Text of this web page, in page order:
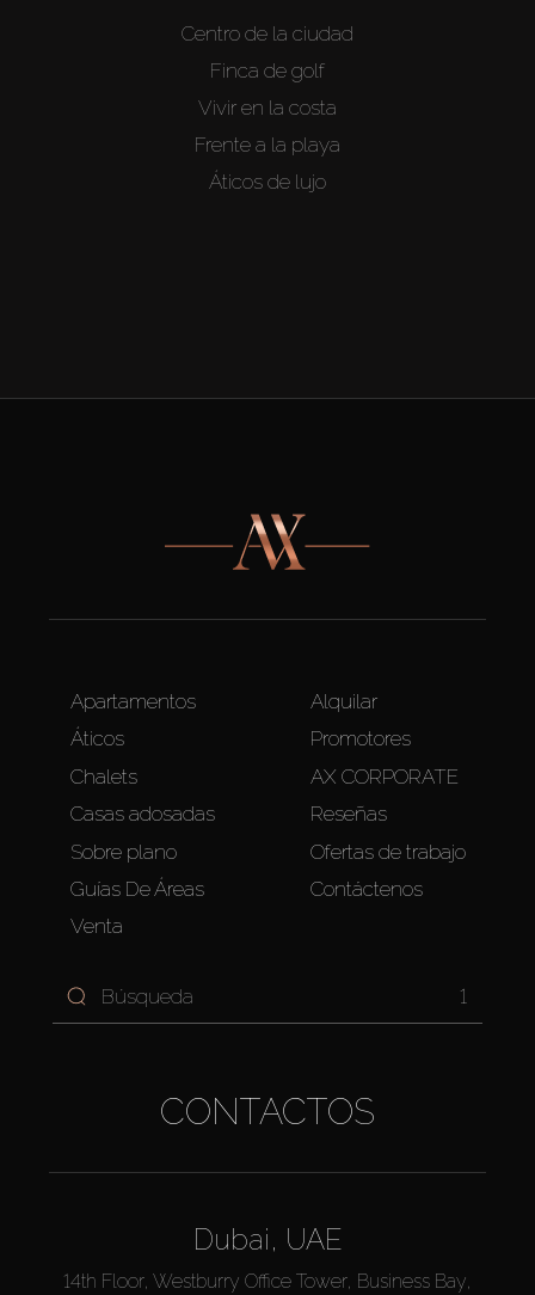
Centro de la ciudad
Finca de golf
Vivir en la costa
Frente a la playa
Áticos de lujo
Apartamentos
Áticos
Chalets
Casas adosadas
Sobre plano
Guías De Áreas
Venta
Alquilar
Promotores
AX CORPORATE
Reseñas
Ofertas de trabajo
Contáctenos
1
CONTACTOS
Dubai, UAE
14th Floor, Westburry Office Tower, Business Bay,